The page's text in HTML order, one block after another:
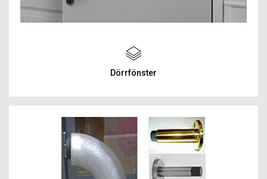
Dörrfönster